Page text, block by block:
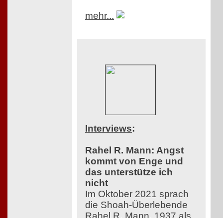
mehr...
Interviews:
Rahel R. Mann: Angst
kommt von Enge und
das unterstütze ich
nicht
Im Oktober 2021 sprach
die Shoah-Überlebende
Rahel R. Mann, 1937 als